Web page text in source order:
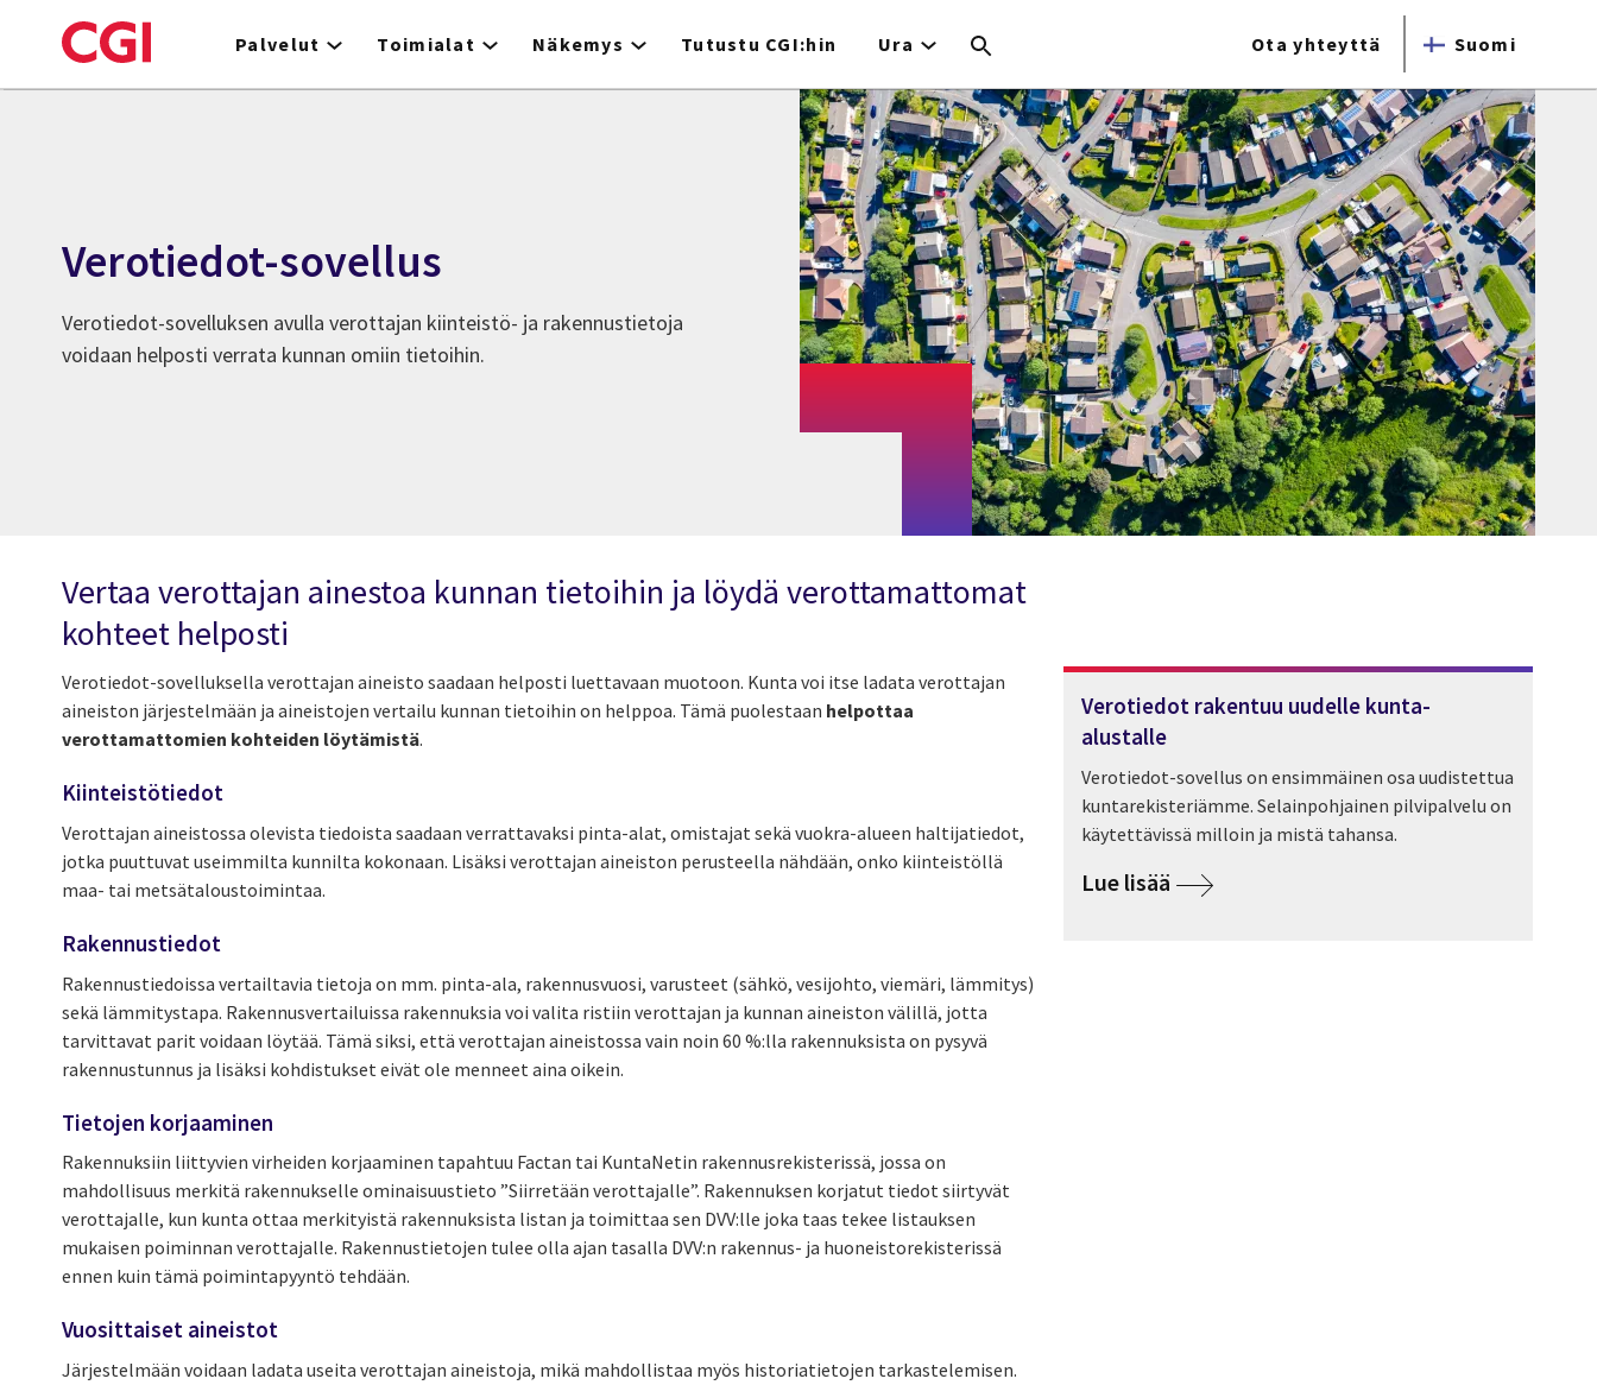
to
Palvelut Toimialat Näkemys Tutustu CGI:hin Ura Ota yhteyttä Suomi
Verotiedot-sovellus
Verotiedot-sovelluksen avulla verottajan kiinteistö- ja rakennustietoja
voidaan helposti verrata kunnan omiin tietoihin.
Vertaa verottajan ainestoa kunnan tietoihin ja löydä verottamattomat
kohteet helposti
Verotiedot-sovelluksella verottajan aineisto saadaan helposti luettavaan muotoon. Kunta voi itse ladata verottajan
aineiston järjestelmään ja aineistojen vertailu kunnan tietoihin on helppoa. Tämä puolestaan helpottaa
verottamattomien kohteiden löytämistä.
Kiinteistötiedot
Verottajan aineistossa olevista tiedoista saadaan verrattavaksi pinta-alat, omistajat sekä vuokra-alueen haltijatiedot,
jotka puuttuvat useimmilta kunnilta kokonaan. Lisäksi verottajan aineiston perusteella nähdään, onko kiinteistöllä
maa- tai metsätaloustoimintaa.
Rakennustiedot
Rakennustiedoissa vertailtavia tietoja on mm. pinta-ala, rakennusvuosi, varusteet (sähkö, vesijohto, viemäri, lämmitys)
sekä lämmitystapa. Rakennusvertailuissa rakennuksia voi valita ristiin verottajan ja kunnan aineiston välillä, jotta
tarvittavat parit voidaan löytää. Tämä siksi, että verottajan aineistossa vain noin 60 %:lla rakennuksista on pysyvä
rakennustunnus ja lisäksi kohdistukset eivät ole menneet aina oikein.
Tietojen korjaaminen
Rakennuksiin liittyvien virheiden korjaaminen tapahtuu Factan tai KuntaNetin rakennusrekisterissä, jossa on
mahdollisuus merkitä rakennukselle ominaisuustieto ”Siirretään verottajalle”. Rakennuksen korjatut tiedot siirtyvät
verottajalle, kun kunta ottaa merkityistä rakennuksista listan ja toimittaa sen DVV:lle joka taas tekee listauksen
mukaisen poiminnan verottajalle. Rakennustietojen tulee olla ajan tasalla DVV:n rakennus- ja huoneistorekisterissä
ennen kuin tämä poimintapyyntö tehdään.
Vuosittaiset aineistot
Järjestelmään voidaan ladata useita verottajan aineistoja, mikä mahdollistaa myös historiatietojen tarkastelemisen.
Verotiedot rakentuu uudelle kunta-
alustalle
Verotiedot-sovellus on ensimmäinen osa uudistettua
kuntarekisteriämme. Selainpohjainen pilvipalvelu on
käytettävissä milloin ja mistä tahansa.
Lue lisää